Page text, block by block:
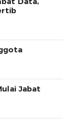
Jabat